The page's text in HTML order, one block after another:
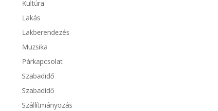
Kultúra
Lakás
Lakberendezés
Muzsika
Párkapcsolat
Szabadidő
Szabadidő
Szállítmányozás